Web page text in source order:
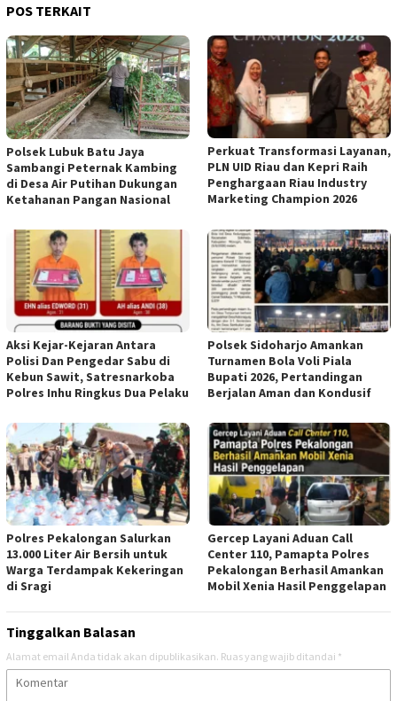
POS TERKAIT
Polsek Lubuk Batu Jaya
Sambangi Peternak Kambing
di Desa Air Putihan Dukungan
Ketahanan Pangan Nasional
Perkuat Transformasi Layanan,
PLN UID Riau dan Kepri Raih
Penghargaan Riau Industry
Marketing Champion 2026
Aksi Kejar-Kejaran Antara
Polisi Dan Pengedar Sabu di
Kebun Sawit, Satresnarkoba
Polres Inhu Ringkus Dua Pelaku
Polsek Sidoharjo Amankan
Turnamen Bola Voli Piala
Bupati 2026, Pertandingan
Berjalan Aman dan Kondusif
Polres Pekalongan Salurkan
13.000 Liter Air Bersih untuk
Warga Terdampak Kekeringan
di Sragi
Gercep Layani Aduan Call
Center 110, Pamapta Polres
Pekalongan Berhasil Amankan
Mobil Xenia Hasil Penggelapan
Tinggalkan Balasan
Alamat email Anda tidak akan dipublikasikan. Ruas yang wajib ditandai *